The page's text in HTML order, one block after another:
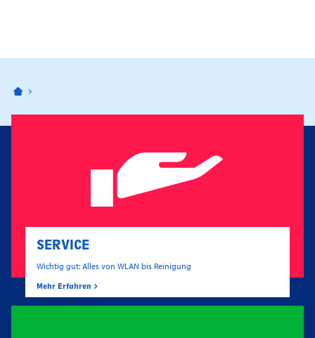
Bahnhofspassagen Potsdam
SERVICE
Wichtig gut: Alles von WLAN bis Reinigung
Mehr Erfahren